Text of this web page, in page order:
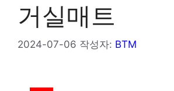
거실매트
2024-07-06 작성자: BTM